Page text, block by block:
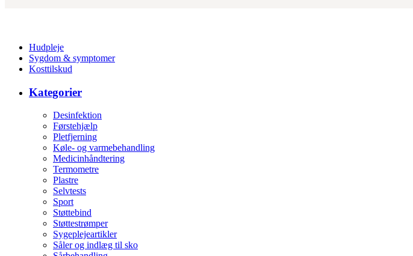
Hudpleje
Sygdom & symptomer
Kosttilskud
Kategorier
Desinfektion
Førstehjælp
Pletfjerning
Køle- og varmebehandling
Medicinhåndtering
Termometre
Plastre
Selvtests
Sport
Støttebind
Støttestrømper
Sygeplejeartikler
Såler og indlæg til sko